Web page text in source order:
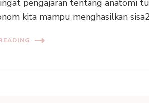
pengajaran tentang anatomi
kita mampu menghasilkan